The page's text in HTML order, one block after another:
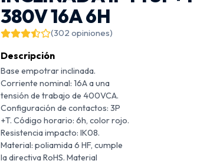
380V 16A 6H
(302 opiniones)
Descripción
Base empotrar inclinada.
Corriente nominal: 16A a una
tensión de trabajo de 400VCA.
Configuración de contactos: 3P
+T. Código horario: 6h, color rojo.
Resistencia impacto: IK08.
Material: poliamida 6 HF, cumple
la directiva RoHS. Material